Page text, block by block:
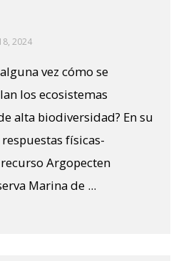
2024
vez cómo se
los ecosistemas
alta biodiversidad? En su
físicas-
Argopecten
Marina de ...